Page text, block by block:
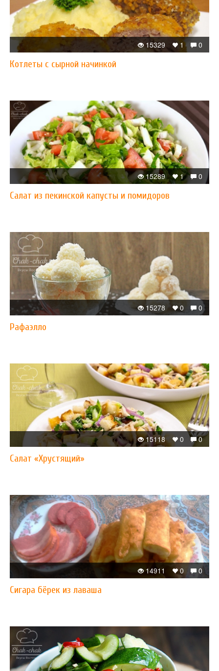
0
1
15329
Котлеты с сырной начинкой
0
1
15289
Салат из пекинской капусты и помидоров
0
0
15278
Рафаэлло
0
0
15118
Салат «Хрустящий»
0
0
14911
Сигара бёрек из лаваша